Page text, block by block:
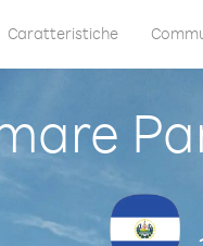
Caratteristiche